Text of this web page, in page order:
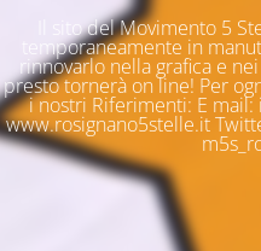
Il sito del Movimento 5
temporaneamente in
rinnovarlo nella grafica e
presto tornerà on line! Per
i nostri Riferimenti: E mail:
www.rosignano5stelle.it